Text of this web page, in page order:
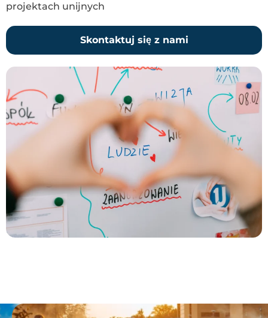
projektach unijnych
Skontaktuj się z nami